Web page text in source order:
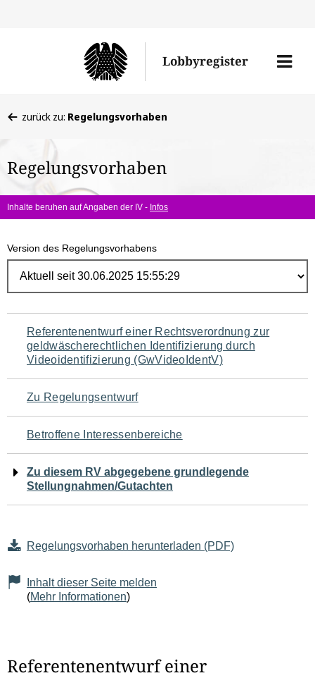
Lobbyregister
Menü
befinden
hier:
zurück zu: Regelungsvorhaben
Regelungsvorhaben
Inhalte beruhen auf Angaben der IV - Infos
Version des Regelungsvorhabens
Navigation
für
den
Seiteninhalt
Referentenentwurf einer Rechtsverordnung zur
geldwäscherechtlichen Identifizierung durch
Videoidentifizierung (GwVideoIdentV)
Zu Regelungsentwurf
Betroffene Interessenbereiche
Zu diesem RV abgegebene grundlegende
Stellungnahmen/Gutachten
Regelungsvorhaben herunterladen (PDF)
Inhalt dieser Seite melden
(Mehr Informationen)
Referentenentwurf einer